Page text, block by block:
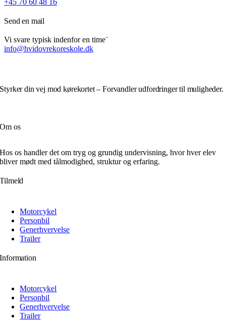
Send en mail
Vi svare typisk indenfor en time¨
info@hvidovrekoreskole.dk
Styrker din vej mod kørekortet – Forvandler udfordringer til muligheder.
Om os
Hos os handler det om tryg og grundig undervisning, hvor hver elev
bliver mødt med tålmodighed, struktur og erfaring.
Tilmeld
Motorcykel
Personbil
Generhvervelse
Trailer
Information
Motorcykel
Personbil
Generhvervelse
Trailer